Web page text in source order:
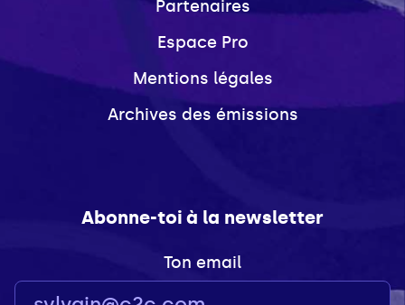
Partenaires
Espace Pro
Mentions légales
Archives des émissions
Abonne-toi à la newsletter
Ton email